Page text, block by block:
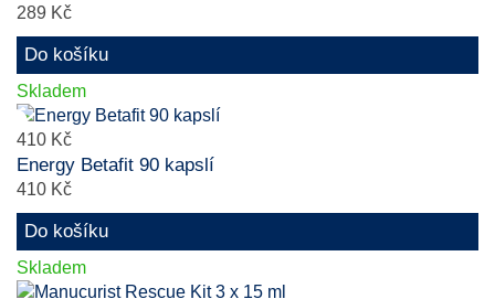
289 Kč
Do košíku
Skladem
410 Kč
Energy Betafit 90 kapslí
410 Kč
Do košíku
Skladem